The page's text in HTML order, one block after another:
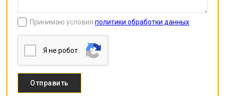
Принимаю условия политики обработки данных
Я нe poбoт